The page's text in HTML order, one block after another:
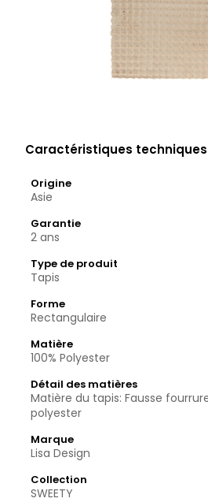
Caractéristiques
Origine
Asie
Garantie
2 ans
Type de produit
Tapis
Forme
Rectangulaire
Matière
100% Polyester
Détail des matières
Matière du tapis: Fausse
polyester
Marque
Lisa Design
Collection
SWEETY